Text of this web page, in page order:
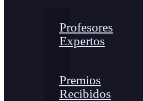
Profesores
Expertos
Premios
Recibidos